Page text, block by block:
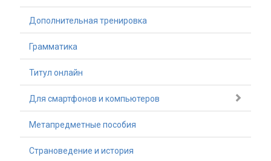
Дополнительная тренировка
Грамматика
Титул онлайн
Для смартфонов и компьютеров
Метапредметные пособия
Страноведение и история